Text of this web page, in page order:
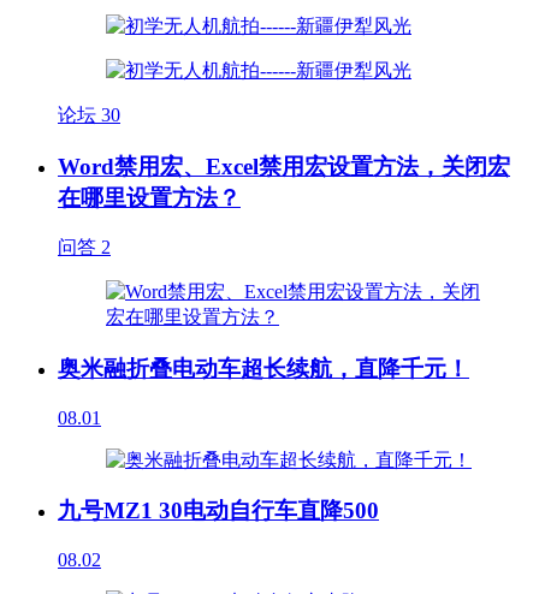
论坛 30
Word禁用宏、Excel禁用宏设置方法，关闭宏
在哪里设置方法？
问答 2
奥米融折叠电动车超长续航，直降千元！
08.01
九号MZ1 30电动自行车直降500
08.02